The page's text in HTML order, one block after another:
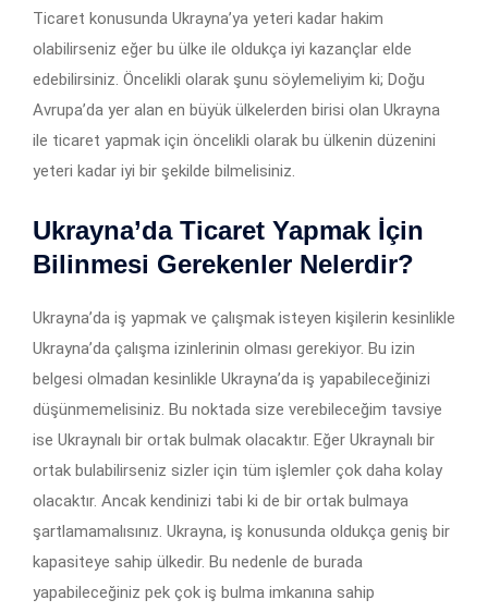
Ticaret konusunda Ukrayna’ya yeteri kadar hakim
olabilirseniz eğer bu ülke ile oldukça iyi kazançlar elde
edebilirsiniz. Öncelikli olarak şunu söylemeliyim ki; Doğu
Avrupa’da yer alan en büyük ülkelerden birisi olan Ukrayna
ile ticaret yapmak için öncelikli olarak bu ülkenin düzenini
yeteri kadar iyi bir şekilde bilmelisiniz.
Ukrayna’da Ticaret Yapmak İçin
Bilinmesi Gerekenler Nelerdir?
Ukrayna’da iş yapmak ve çalışmak isteyen kişilerin kesinlikle
Ukrayna’da çalışma izinlerinin olması gerekiyor. Bu izin
belgesi olmadan kesinlikle Ukrayna’da iş yapabileceğinizi
düşünmemelisiniz. Bu noktada size verebileceğim tavsiye
ise Ukraynalı bir ortak bulmak olacaktır. Eğer Ukraynalı bir
ortak bulabilirseniz sizler için tüm işlemler çok daha kolay
olacaktır. Ancak kendinizi tabi ki de bir ortak bulmaya
şartlamamalısınız. Ukrayna, iş konusunda oldukça geniş bir
kapasiteye sahip ülkedir. Bu nedenle de burada
yapabileceğiniz pek çok iş bulma imkanına sahip